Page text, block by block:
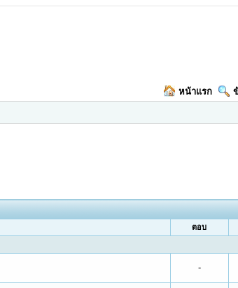
หน้าแรก
ตอบ
-